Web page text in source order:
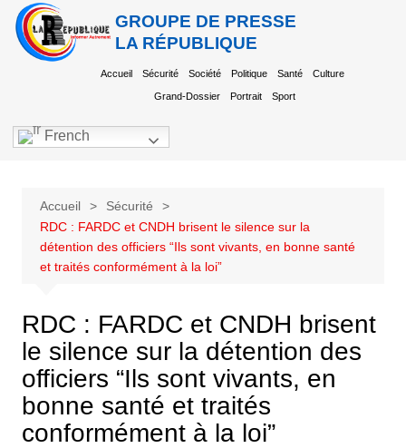
GROUPE DE PRESSE
LA RÉPUBLIQUE
Accueil Sécurité Société Politique Santé Culture
Grand-Dossier Portrait Sport
French
Accueil
Sécurité
RDC : FARDC et CNDH brisent le silence sur la
détention des officiers “Ils sont vivants, en bonne santé
et traités conformément à la loi”
RDC : FARDC et CNDH brisent
le silence sur la détention des
officiers “Ils sont vivants, en
bonne santé et traités
conformément à la loi”